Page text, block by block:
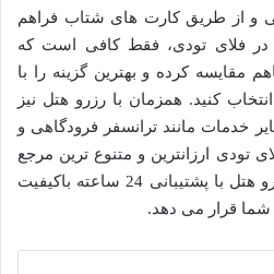
و از طریق کارت های شتاب فراهم
در فلای تودی، فقط کافی است که
مقایسه کرده و بهترین گزینه را با
کنید. همزمان با رزرو هتل نیز
خدمات مانند ترانسفر فرودگاهی و
تودی ارزانترین و متنوع ترین مرجع
و رزرو هتل با پشتیبانی 24 ساعته باکیفیت
شما قرار می دهد.